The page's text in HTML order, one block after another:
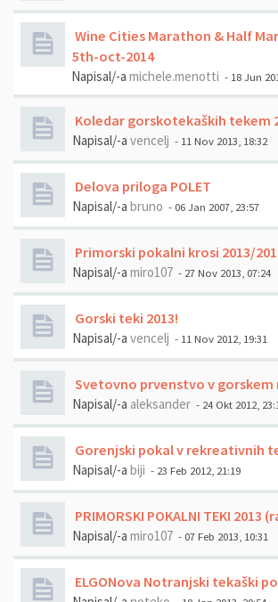
Wine Cities Marathon & Half
5th-oct-2014
Napisal/-a michele.menotti - 18 Jun
Koledar gorskotekaških tekem
Napisal/-a vencelj - 11 Nov 2013, 18:32
Delova priloga POLET
Napisal/-a bruno - 06 Jan 2007, 23:57
Primorski pokalni krosi 2013/
Napisal/-a miro107 - 27 Nov 2013, 07:24
Gorski teki 2013!
Napisal/-a vencelj - 11 Nov 2012, 19:31
Svetovno prvenstvo v
Napisal/-a aleksander - 24 Okt 2012,
Gorenjski pokal v rekreativnih
Napisal/-a biji - 23 Feb 2012, 21:19
PRIMORSKI POKALNI TEKI 2013
Napisal/-a miro107 - 07 Feb 2013, 10:31
ELGONova Notranjski tekaški